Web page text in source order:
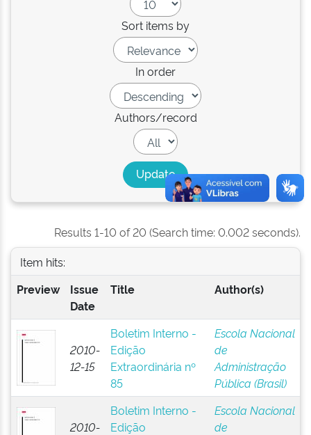
Sort items by
In order
Authors/record
Results 1-10 of 20 (Search time: 0.002 seconds).
Item hits:
Preview
Issue
Date
Title Author(s)
2010-
12-15
Boletim Interno -
Edição
Extraordinária nº
85
Escola Nacional
de
Administração
Pública (Brasil)
2010-
Boletim Interno -
Edição
Escola Nacional
de